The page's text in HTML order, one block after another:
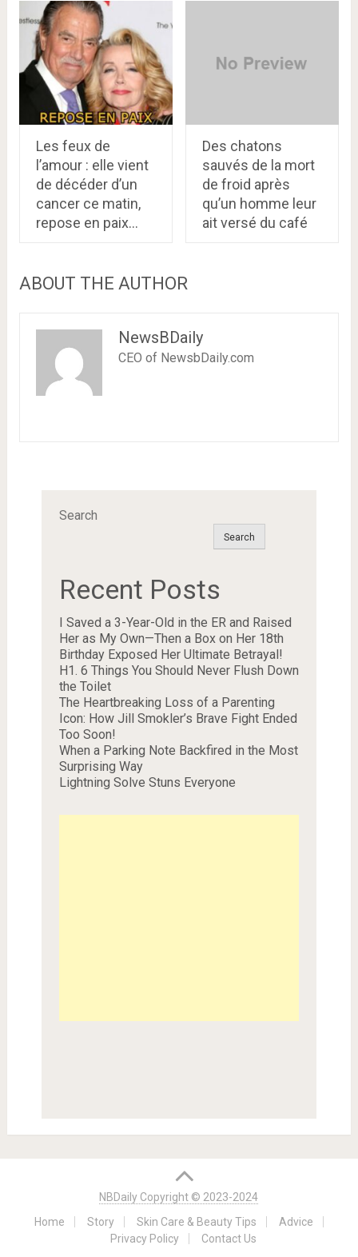
Les feux de
l’amour : elle vient
de décéder d’un
cancer ce matin,
repose en paix…
Des chatons
sauvés de la mort
de froid après
qu’un homme leur
ait versé du café
ABOUT THE AUTHOR
NewsBDaily
CEO of NewsbDaily.com
Search
Search
Recent Posts
I Saved a 3-Year-Old in the ER and Raised
Her as My Own—Then a Box on Her 18th
Birthday Exposed Her Ultimate Betrayal!
H1. 6 Things You Should Never Flush Down
the Toilet
The Heartbreaking Loss of a Parenting
Icon: How Jill Smokler’s Brave Fight Ended
Too Soon!
When a Parking Note Backfired in the Most
Surprising Way
Lightning Solve Stuns Everyone
NBDaily Copyright © 2023-2024
Home
Story Skin Care & Beauty Tips
Advice
Privacy Policy
Contact Us